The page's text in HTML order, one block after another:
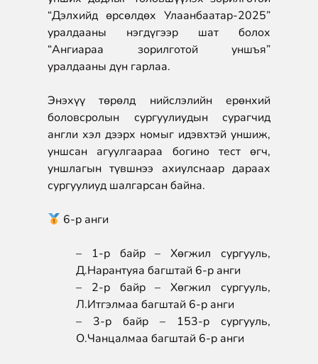
“Дэлхийд өрсөлдөх Улаанбаатар-2025”
уралдааны нэгдүгээр шат болох
“Ангиараа зорилготой уншъя”
уралдааны дүн гарлаа.
Энэхүү төрөлд нийслэлийн ерөнхий
боловсролын сургуулиудын сурагчид
англи хэл дээрх номыг идэвхтэй уншиж,
уншсан агуулгаараа богино тест өгч,
уншлагын түвшнээ ахиулснаар дараах
сургуулиуд шалгарсан байна.
6-р анги
– 1-р байр – Хөгжил сургууль,
Д.Нарантуяа багштай 6-р анги
– 2-р байр – Хөгжил сургууль,
Л.Итгэлмаа багштай 6-р анги
– 3-р байр – 153-р сургууль,
О.Чанцалмаа багштай 6-р анги